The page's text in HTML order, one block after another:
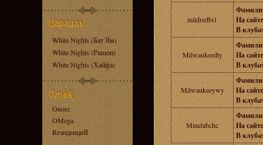
White Nights (Бат Ям)
White Nights (Ришон)
White Nights (Хайфа)
Onore
OMega
RезиденциЯ
mildredbi1
На
В
Milwaukeedty
На
В
Milwaukeeywy
На
В
Minelabchc
На
В